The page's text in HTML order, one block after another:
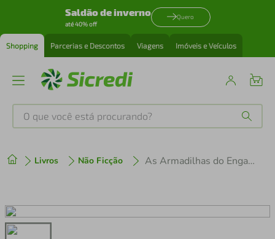
Saldão de inverno
até 40% off
Quero
Shopping Parcerias e Descontos Viagens Imóveis e Veículos
O que você está procurando?
Livros Não Ficção As Armadilhas do Engano: Proteja a sua mente guarde seu coração e preserve a sua fé Equipe teológica Penkal
2º cafeteira